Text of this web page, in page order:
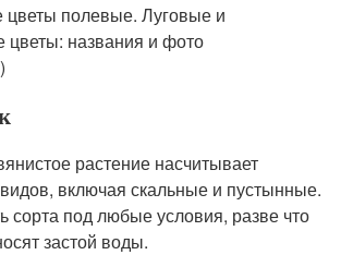
растение насчитывает
включая скальные и пустынные.
сорта под любые условия, разве что
застой воды.